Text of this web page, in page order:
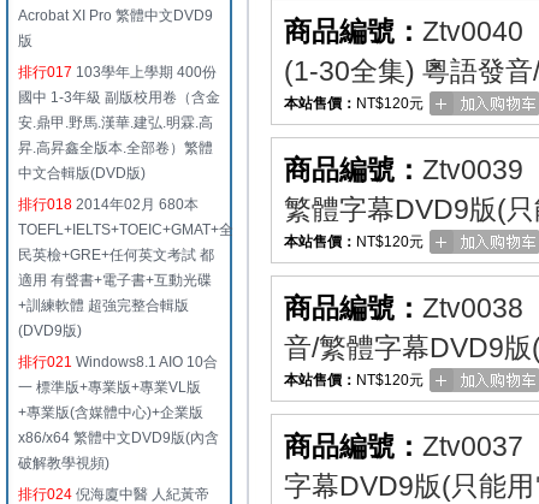
Acrobat XI Pro 繁體中文DVD9
版
排行017 103學年上學期 400份
國中 1-3年級 副版校用卷（含金
安.鼎甲.野馬.漢華.建弘.明霖.高
昇.高昇鑫全版本.全部卷）繁體
中文合輯版(DVD版)
排行018 2014年02月 680本
TOEFL+IELTS+TOEIC+GMAT+全
民英檢+GRE+任何英文考試 都
適用 有聲書+電子書+互動光碟
+訓練軟體 超強完整合輯版
(DVD9版)
排行021 Windows8.1 AIO 10合
一 標準版+專業版+專業VL版
+專業版(含媒體中心)+企業版
x86/x64 繁體中文DVD9版(內含
破解教學視頻)
排行024 倪海廈中醫 人紀黃帝
商品編號： Ztv0040
(1-30全集) 粵語發
本站售價： NT$120元
商品編號： Ztv0039
繁體字幕DVD9版(
本站售價： NT$120元
商品編號： Ztv0038
音/繁體字幕DVD9
本站售價： NT$120元
商品編號： Ztv0037
字幕DVD9版(只能